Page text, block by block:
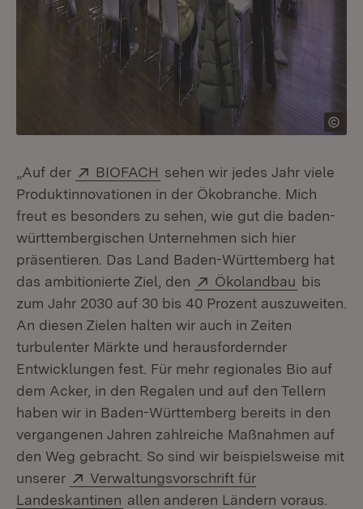
„Auf der Extern:
BIOFACH (Öffnet in neuem Fenster)
sehen wir jedes Jahr viele
Produktinnovationen in der Ökobranche. Mich
freut es besonders zu sehen, wie gut die baden-
württembergischen Unternehmen sich hier
präsentieren. Das Land Baden-Württemberg hat
das ambitionierte Ziel, den
Extern:
Ökolandbau (Öffnet
bis
zum Jahr 2030 auf 30 bis 40 Prozent auszuweiten.
An diesen Zielen halten wir auch in Zeiten
turbulenter Märkte und herausfordernder
Entwicklungen fest. Für mehr regionales Bio auf
dem Acker, in den Regalen und auf den Tellern
haben wir in Baden-Württemberg bereits in den
vergangenen Jahren zahlreiche Maßnahmen auf
den Weg gebracht. So sind wir beispielsweise mit
unserer
Extern:
Verwaltungsvorschrift für
Landeskantinen (Öffnet in neuem Fenster)
allen anderen Ländern voraus.